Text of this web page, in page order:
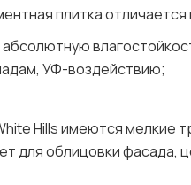
плитка
УФ-воздействию;
Hills имеются
для облицовки фасада,